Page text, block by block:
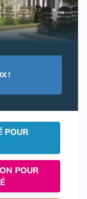
!
POUR
POUR